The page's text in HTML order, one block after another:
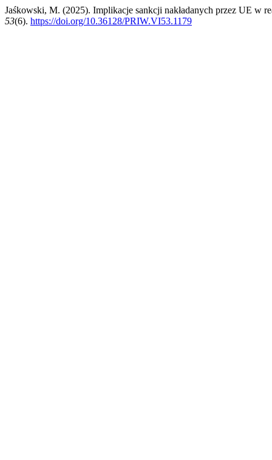
Jaśkowski, M. (2025). Implikacje sankcji nakładanych przez UE
53(6). https://doi.org/10.36128/PRIW.VI53.1179